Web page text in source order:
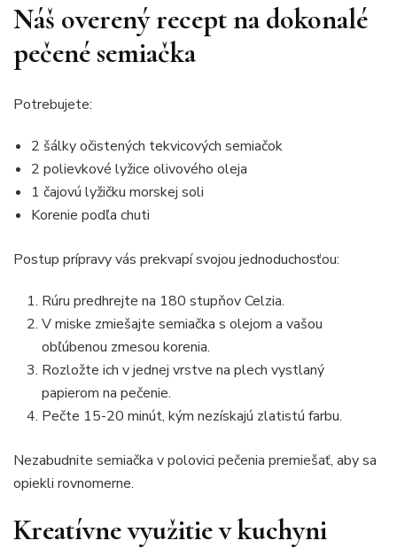
Náš overený recept na dokonalé
pečené semiačka
Potrebujete:
2 šálky očistených tekvicových semiačok
2 polievkové lyžice olivového oleja
1 čajovú lyžičku morskej soli
Korenie podľa chuti
Postup prípravy vás prekvapí svojou jednoduchosťou:
Rúru predhrejte na 180 stupňov Celzia.
V miske zmiešajte semiačka s olejom a vašou
obľúbenou zmesou korenia.
Rozložte ich v jednej vrstve na plech vystlaný
papierom na pečenie.
Pečte 15-20 minút, kým nezískajú zlatistú farbu.
Nezabudnite semiačka v polovici pečenia premiešať, aby sa
opiekli rovnomerne.
Kreatívne využitie v kuchyni